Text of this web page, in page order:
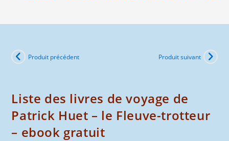
trotteur
gratuit
Produit précédent Produit suivant
Liste des livres de voyage de
Patrick Huet – le Fleuve-trotteur
– ebook gratuit